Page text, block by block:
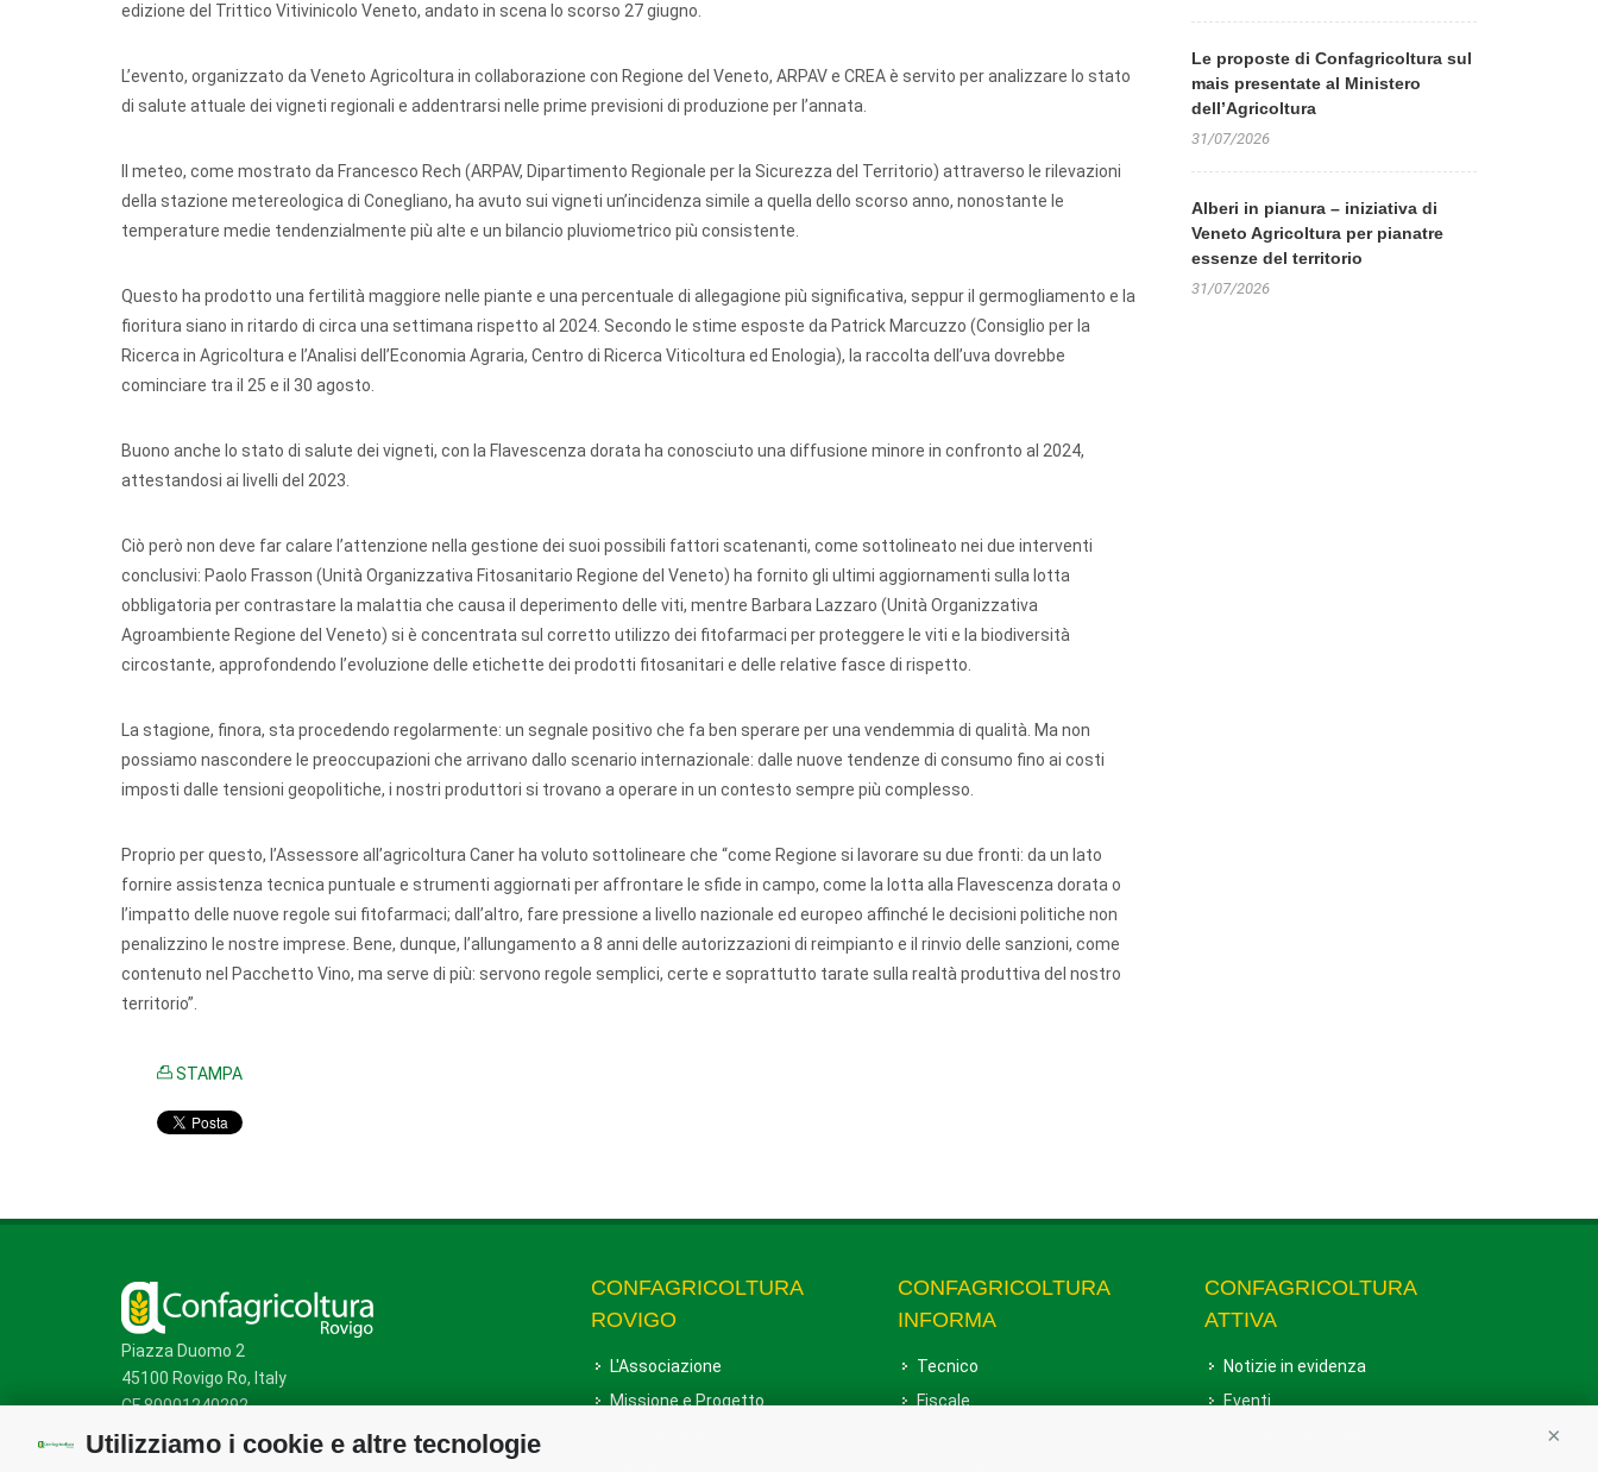
Utilizziamo i cookie e altre tecnologie
edizione del Trittico Vitivinicolo Veneto, andato in scena lo scorso 27 giugno.
L’evento, organizzato da Veneto Agricoltura in collaborazione con Regione del Veneto, ARPAV e CREA è servito per analizzare lo stato
di salute attuale dei vigneti regionali e addentrarsi nelle prime previsioni di produzione per l’annata.
Il meteo, come mostrato da Francesco Rech (ARPAV, Dipartimento Regionale per la Sicurezza del Territorio) attraverso le rilevazioni
della stazione metereologica di Conegliano, ha avuto sui vigneti un’incidenza simile a quella dello scorso anno, nonostante le
temperature medie tendenzialmente più alte e un bilancio pluviometrico più consistente.
Questo ha prodotto una fertilità maggiore nelle piante e una percentuale di allegagione più significativa, seppur il germogliamento e la
fioritura siano in ritardo di circa una settimana rispetto al 2024. Secondo le stime esposte da Patrick Marcuzzo (Consiglio per la
Ricerca in Agricoltura e l’Analisi dell’Economia Agraria, Centro di Ricerca Viticoltura ed Enologia), la raccolta dell’uva dovrebbe
cominciare tra il 25 e il 30 agosto.
Buono anche lo stato di salute dei vigneti, con la Flavescenza dorata ha conosciuto una diffusione minore in confronto al 2024,
attestandosi ai livelli del 2023.
Ciò però non deve far calare l’attenzione nella gestione dei suoi possibili fattori scatenanti, come sottolineato nei due interventi
conclusivi: Paolo Frasson (Unità Organizzativa Fitosanitario Regione del Veneto) ha fornito gli ultimi aggiornamenti sulla lotta
obbligatoria per contrastare la malattia che causa il deperimento delle viti, mentre Barbara Lazzaro (Unità Organizzativa
Agroambiente Regione del Veneto) si è concentrata sul corretto utilizzo dei fitofarmaci per proteggere le viti e la biodiversità
circostante, approfondendo l’evoluzione delle etichette dei prodotti fitosanitari e delle relative fasce di rispetto.
La stagione, finora, sta procedendo regolarmente: un segnale positivo che fa ben sperare per una vendemmia di qualità. Ma non
possiamo nascondere le preoccupazioni che arrivano dallo scenario internazionale: dalle nuove tendenze di consumo fino ai costi
imposti dalle tensioni geopolitiche, i nostri produttori si trovano a operare in un contesto sempre più complesso.
Proprio per questo, l’Assessore all’agricoltura Caner ha voluto sottolineare che “come Regione si lavorare su due fronti: da un lato
fornire assistenza tecnica puntuale e strumenti aggiornati per affrontare le sfide in campo, come la lotta alla Flavescenza dorata o
l’impatto delle nuove regole sui fitofarmaci; dall’altro, fare pressione a livello nazionale ed europeo affinché le decisioni politiche non
penalizzino le nostre imprese. Bene, dunque, l’allungamento a 8 anni delle autorizzazioni di reimpianto e il rinvio delle sanzioni, come
contenuto nel Pacchetto Vino, ma serve di più: servono regole semplici, certe e soprattutto tarate sulla realtà produttiva del nostro
territorio”.
STAMPA
Le proposte di Confagricoltura sul
mais presentate al Ministero
dell’Agricoltura
31/07/2026
Alberi in pianura – iniziativa di
Veneto Agricoltura per pianatre
essenze del territorio
31/07/2026
Piazza Duomo 2
45100 Rovigo Ro, Italy
CF 80001240292
CONFAGRICOLTURA
ROVIGO
L'Associazione
Missione e Progetto
CONFAGRICOLTURA
INFORMA
Tecnico
Fiscale
CONFAGRICOLTURA
ATTIVA
Notizie in evidenza
Eventi